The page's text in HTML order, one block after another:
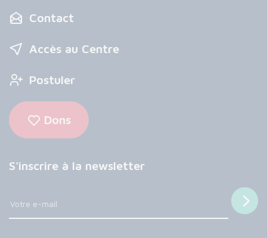
Contact
Accès au Centre
Postuler
Dons
S'inscrire à la newsletter